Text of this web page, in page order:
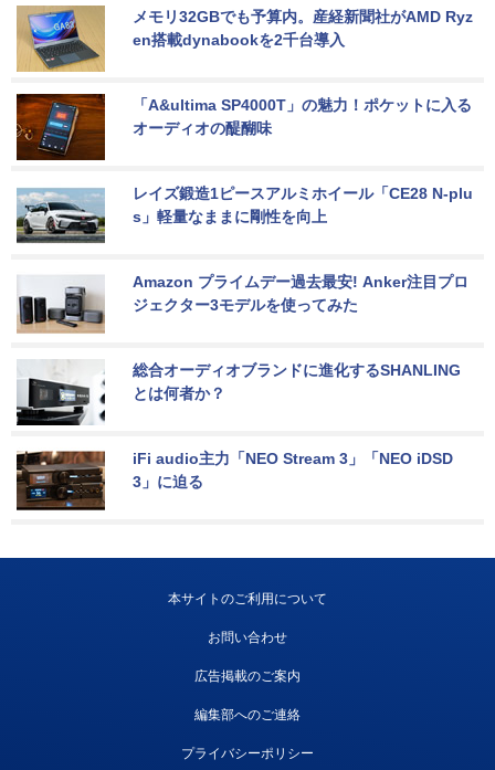
メモリ32GBでも予算内。産経新聞社がAMD Ryz
en搭載dynabookを2千台導入
「A&ultima SP4000T」の魅力！ポケットに入る
オーディオの醍醐味
レイズ鍛造1ピースアルミホイール「CE28 N-plu
s」軽量なままに剛性を向上
Amazon プライムデー過去最安! Anker注目プロ
ジェクター3モデルを使ってみた
総合オーディオブランドに進化するSHANLING
とは何者か？
iFi audio主力「NEO Stream 3」「NEO iDSD
3」に迫る
本サイトのご利用について
お問い合わせ
広告掲載のご案内
編集部へのご連絡
プライバシーポリシー